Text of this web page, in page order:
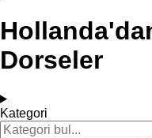
Dorseler
Kategori